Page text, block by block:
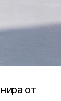
от